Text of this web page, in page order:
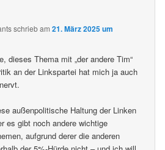
schriebam21. März 2025 um
dieses Thema mit „der andere Tim“
an der Linkspartei hat mich ja auch
außenpolitische Haltung der Linken
es gibt noch andere wichtige
aufgrund derer die anderen